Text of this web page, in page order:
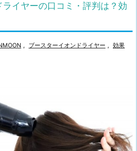
イヤーの口コミ・評判は？効
, ブースターイオンドライヤー , 効果